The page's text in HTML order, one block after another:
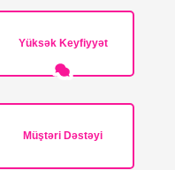
Yüksək Keyfiyyət
Müştəri Dəstəyi